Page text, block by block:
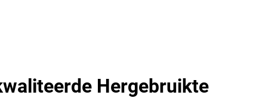
Hergebruikte